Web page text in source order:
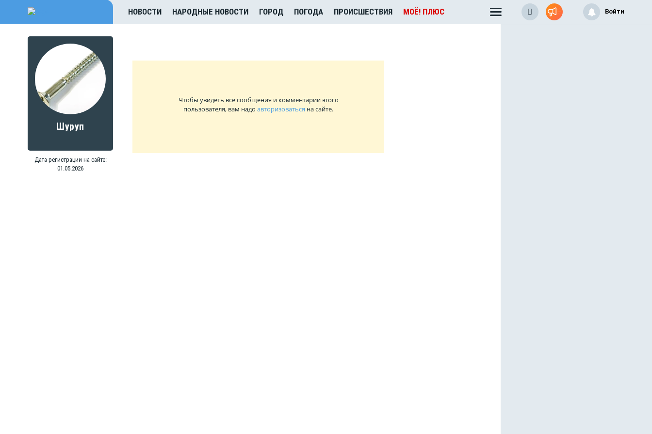
НОВОСТИ НАРОДНЫЕ НОВОСТИ ГОРОД ПОГОДА ПРОИСШЕСТВИЯ МОЁ! ПЛЮС Войти
Шуруп
Дата регистрации на сайте:
01.05.2026
Чтобы увидеть все сообщения и комментарии этого
пользователя, вам надо авторизоваться на сайте.